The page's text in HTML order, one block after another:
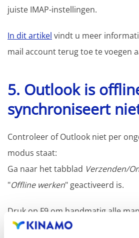
juiste IMAP-instellingen.
In dit artikel vindt u meer
mail account terug toe te voegen
5. Outlook is
synchroniseert
Controleer of Outlook niet per
modus staat:
Ga naar het tabblad Verzenden/
"Offline werken" geactiveerd is.
Druk op F9 om handmatig alle
synchroniseren.